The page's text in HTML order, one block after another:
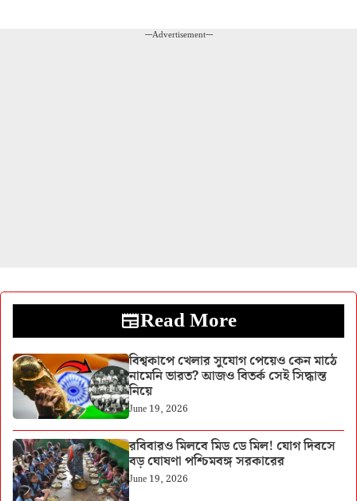
---Advertisement---
Read More
বিশ্বকাপে খেলার সুযোগ পেয়েও কেন মাঠে
নামেনি ভারত? আজও বিতর্ক সেই সিদ্ধান্ত
নিয়ে
June 19, 2026
রবিবারও মিলবে মিড ডে মিল! যোগ দিবসে
বড় ঘোষণা পশ্চিমবঙ্গ সরকারের
June 19, 2026